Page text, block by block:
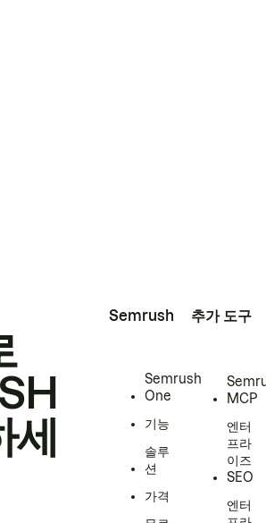
세
Semrush
Semrush
One
기능
솔루
션
가격
추가 도구
MCP
엔터
프라
이즈
SEO
엔터